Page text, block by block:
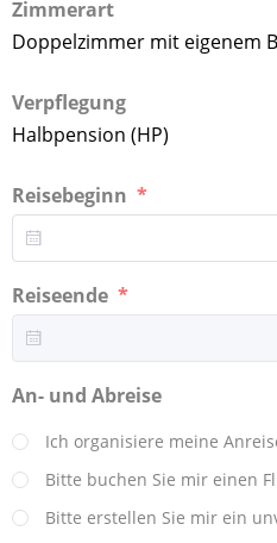
Zimmerart
Doppelzimmer mit eigenem
Verpflegung
Halbpension (HP)
Reisebeginn
Reiseende
An- und Abreise
Ich organisiere meine
Bitte buchen Sie mir einen
Bitte erstellen Sie mir ein